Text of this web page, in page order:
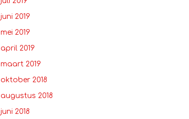
juni 2019
mei 2019
april 2019
maart 2019
oktober 2018
augustus 2018
juni 2018